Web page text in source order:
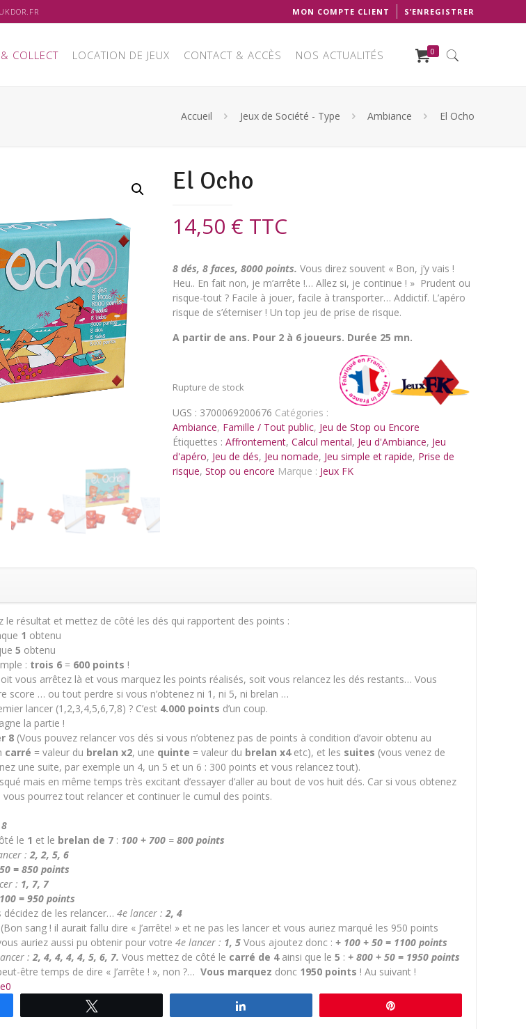
MON COMPTE CLIENT S’ENREGISTRER
COLLECT LOCATION DE JEUX CONTACT & ACCÈS NOS ACTUALITÉS 0
Accueil Jeux de Société - Type Ambiance El Ocho
El Ocho
14,50 € TTC
8 dés, 8 faces, 8000 points. Vous direz souvent « Bon, j’y vais !
Heu.. En fait non, je m’arrête !… Allez si, je continue ! » Prudent ou
risque-tout ? Facile à jouer, facile à transporter… Addictif. L’apéro
risque de s’éterniser ! Un top jeu de prise de risque.
A partir de ans. Pour 2 à 6 joueurs. Durée 25 mn.
Rupture de stock
UGS : 3700069200676 Catégories :
Ambiance, Famille / Tout public, Jeu de Stop ou Encore
Étiquettes : Affrontement, Calcul mental, Jeu d'Ambiance, Jeu
d'apéro, Jeu de dés, Jeu nomade, Jeu simple et rapide, Prise de
risque, Stop ou encore Marque : Jeux FK
le résultat et mettez de côté les dés qui rapportent des points :
1 obtenu
5 obtenu
: trois 6 = 600 points !
vous arrêtez là et vous marquez les points réalisés, soit vous relancez les dés restants… Vous
score … ou tout perdre si vous n’obtenez ni 1, ni 5, ni brelan …
lancer (1,2,3,4,5,6,7,8) ? C’est 4.000 points d’un coup.
la partie !
8 (Vous pouvez relancer vos dés si vous n’obtenez pas de points à condition d’avoir obtenu au
carré = valeur du brelan x2, une quinte = valeur du brelan x4etc), et les suites (vous venez de
une suite, par exemple un 4, un 5 et un 6 : 300 points et vous relancez tout).
mais en même temps très excitant d’essayer d’aller au bout de vos huit dés. Car si vous obtenez
pourrez tout relancer et continuer le cumul des points.
le 1 et le brelan de 7 : 100 + 700 =800 points
:2, 2, 5, 6
= 850 points
: 1, 7, 7
= 950 points
décidez de les relancer…4e lancer :2, 4
(Bon sang ! il aurait fallu dire « J’arrête! » et ne pas les lancer et vous auriez marqué les 950 points
auriez aussi pu obtenir pour votre4e lancer : 1, 5Vous ajoutez donc :+ 100 + 50 = 1100 points
:2, 4, 4, 4, 4, 5, 6, 7.Vous mettez de côté le carré de 4ainsi que le5 : + 800 + 50 = 1950 points
être temps de dire « J’arrête ! », non ?…Vous marquez donc 1950 points ! Au suivant !